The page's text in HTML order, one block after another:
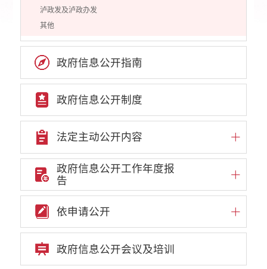
泸政发及泸政办发
其他
政府信息公开指南
政府信息公开制度
法定主动公开内容
政府信息公开工作年度报
告
依申请公开
政府信息公开会议及培训